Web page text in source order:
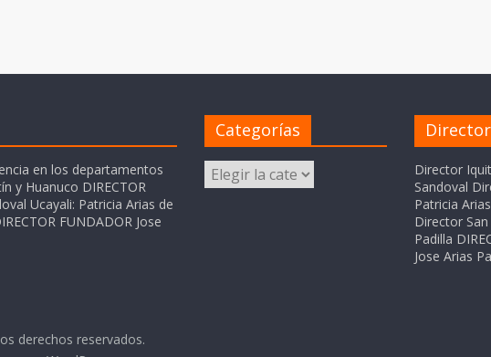
en los departamentos
y Huanuco DIRECTOR
Ucayali: Patricia Arias de
FUNDADOR Jose
Categorías
Categorías
Director
Sandoval
Patricia
Director
Padilla
Jose Arias
derechos reservados.